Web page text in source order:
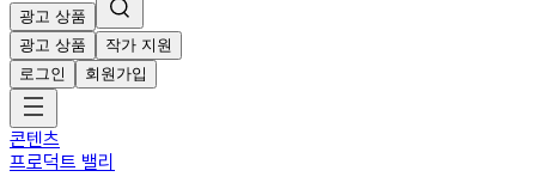
광고 상품
광고 상품
작가 지원
로그인
회원가입
콘텐츠
프로덕트 밸리